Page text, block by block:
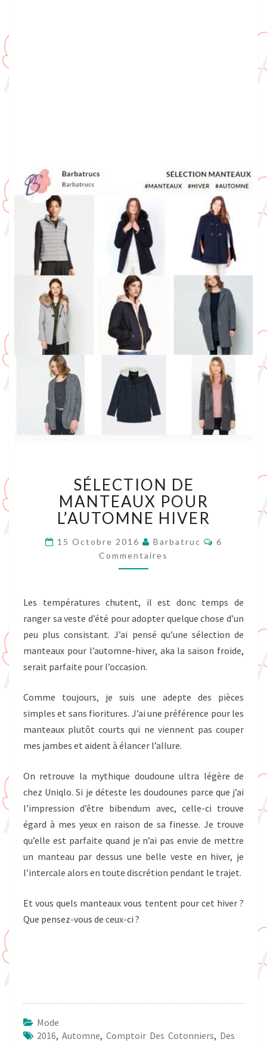
DE
MANTEAUX
POUR
L’AUTOMNE
HIVER
SÉLECTION DE
MANTEAUX POUR
L’AUTOMNE HIVER
15 Octobre 2016 Barbatruc
6
Commentaires
Les températures chutent, il est donc temps de
ranger sa veste d’été pour adopter quelque chose d’un
peu plus consistant. J’ai pensé qu’une sélection de
manteaux pour l’automne-hiver, aka la saison froide,
serait parfaite pour l’occasion.
Comme toujours, je suis une adepte des pièces
simples et sans fioritures. J’ai une préférence pour les
manteaux plutôt courts qui ne viennent pas couper
mes jambes et aident à élancer l’allure.
On retrouve la mythique doudoune ultra légère de
chez Uniqlo. Si je déteste les doudounes parce que j’ai
l’impression d’être bibendum avec, celle-ci trouve
égard à mes yeux en raison de sa finesse. Je trouve
qu’elle est parfaite quand je n’ai pas envie de mettre
un manteau par dessus une belle veste en hiver, je
l’intercale alors en toute discrétion pendant le trajet.
Et vous quels manteaux vous tentent pour cet hiver ?
Que pensez-vous de ceux-ci ?
Mode
2016, Automne, Comptoir Des Cotonniers, Des